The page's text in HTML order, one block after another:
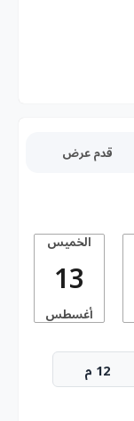
قدم عرض
الخميس
13
أغسطس
12 م